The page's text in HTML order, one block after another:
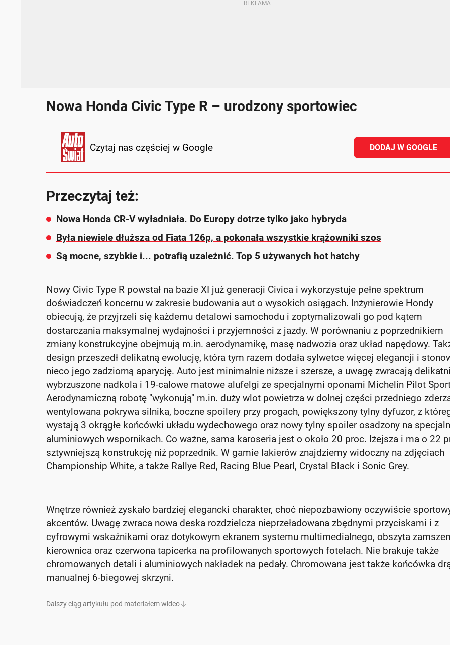
Nowa Honda Civic Type R – urodzony sportowiec
Czytaj nas częściej w Google DODAJ W GOOGLE
Przeczytaj też:
Nowa Honda CR-V wyładniała. Do Europy dotrze tylko jako hybryda
Była niewiele dłuższa od Fiata 126p, a pokonała wszystkie krążowniki szos
Są mocne, szybkie i... potrafią uzależnić. Top 5 używanych hot hatchy
Nowy Civic Type R powstał na bazie XI już generacji Civica i wykorzystuje pełne spektrum
doświadczeń koncernu w zakresie budowania aut o wysokich osiągach. Inżynierowie Hondy
obiecują, że przyjrzeli się każdemu detalowi samochodu i zoptymalizowali go pod kątem
dostarczania maksymalnej wydajności i przyjemności z jazdy. W porównaniu z poprzednikiem
zmiany konstrukcyjne obejmują m.in. aerodynamikę, masę nadwozia oraz układ napędowy.
design przeszedł delikatną ewolucję, która tym razem dodała sylwetce więcej elegancji i
nieco jego zadziorną aparycję. Auto jest minimalnie niższe i szersze, a uwagę zwracają
wybrzuszone nadkola i 19-calowe matowe alufelgi ze specjalnymi oponami Michelin Pilot
Aerodynamiczną robotę "wykonują" m.in. duży wlot powietrza w dolnej części przedniego
wentylowana pokrywa silnika, boczne spoilery przy progach, powiększony tylny dyfuzor, z
wystają 3 okrągłe końcówki układu wydechowego oraz nowy tylny spoiler osadzony na
aluminiowych wspornikach. Co ważne, sama karoseria jest o około 20 proc. lżejsza i ma o 22
sztywniejszą konstrukcję niż poprzednik. W gamie lakierów znajdziemy widoczny na zdjęciach
Championship White, a także Rallye Red, Racing Blue Pearl, Crystal Black i Sonic Grey.
Wnętrze również zyskało bardziej elegancki charakter, choć niepozbawiony oczywiście
akcentów. Uwagę zwraca nowa deska rozdzielcza nieprzeładowana zbędnymi przyciskami i z
cyfrowymi wskaźnikami oraz dotykowym ekranem systemu multimedialnego, obszyta
kierownica oraz czerwona tapicerka na profilowanych sportowych fotelach. Nie brakuje także
chromowanych detali i aluminiowych nakładek na pedały. Chromowana jest także końcówka
manualnej 6-biegowej skrzyni.
Dalszy ciąg artykułu pod materiałem wideo